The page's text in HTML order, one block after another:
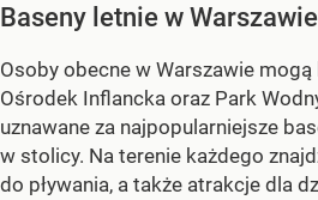
Baseny letnie w
Osoby obecne w Warszawie
Ośrodek Inflancka oraz Park
uznawane za najpopularniejsze
w stolicy. Na terenie każdego
do pływania, a także atrakcje dla